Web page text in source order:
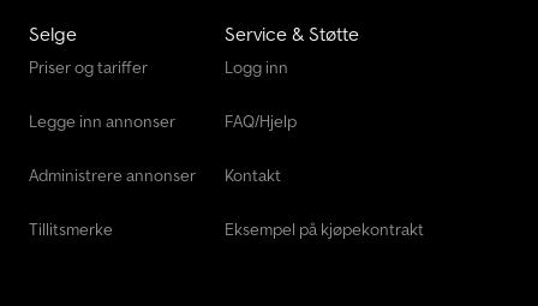
Selge
Priser og tariffer
Legge inn annonser
Administrere annonser
Tillitsmerke
Service & Støtte
Logg inn
FAQ/Hjelp
Kontakt
Eksempel på kjøpekontrakt